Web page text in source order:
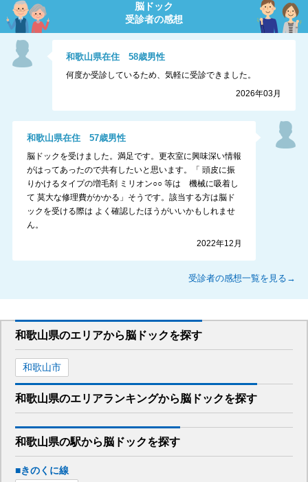
脳ドック
受診者の感想
和歌山県在住58歳男性
何度か受診しているため、気軽に受診できました。
2026年03月
和歌山県在住 57歳男性
脳ドックを受けました。満足です。更衣室に興味深い情報
がはってあったので共有したいと思います。「 頭皮に振
りかけるタイプの増毛剤 ミリオン○○ 等は 機械に吸着し
て 莫大な修理費がかかる」そうです。該当する方は脳ド
ックを受ける際は よく確認したほうがいいかもしれませ
ん。
2022年12月
受診者の感想一覧を見る→
和歌山県のエリアから脳ドックを探す
和歌山市
和歌山県のエリアランキングから脳ドックを探す
和歌山県の駅から脳ドックを探す
■きのくに線